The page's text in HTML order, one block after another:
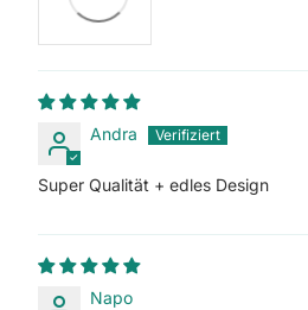
Andra
Super Qualität + edles Design
Napo